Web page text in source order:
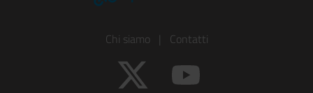
Chi siamo | Contatti
Twitter